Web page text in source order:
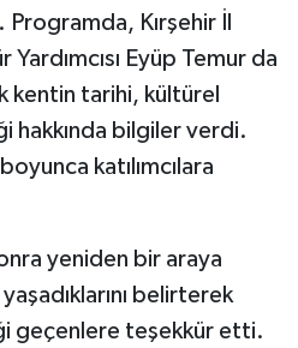
Kırşehir İl
Eyüp Temur da
kentin tarihi, kültürel
hakkında bilgiler verdi.
katılımcılara
yeniden bir araya
belirterek
geçenlere teşekkür etti.